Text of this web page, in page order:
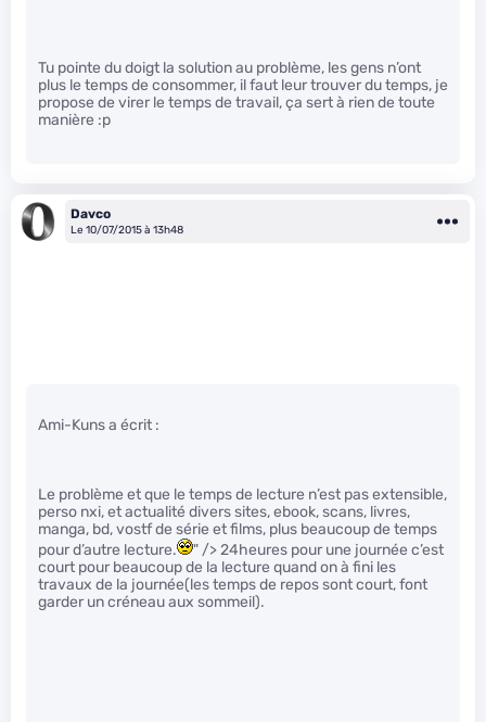
Tu pointe du doigt la solution au problème, les gens n’ont
plus le temps de consommer, il faut leur trouver du temps, je
propose de virer le temps de travail, ça sert à rien de toute
manière :p
Davco
Le 10/07/2015 à 13h48
Ami-Kuns a écrit :
Le problème et que le temps de lecture n’est pas extensible,
perso nxi, et actualité divers sites, ebook, scans, livres,
manga, bd, vostf de série et films, plus beaucoup de temps
pour d’autre lecture.
" /> 24heures pour une journée c’est
court pour beaucoup de la lecture quand on à fini les
travaux de la journée(les temps de repos sont court, font
garder un créneau aux sommeil).